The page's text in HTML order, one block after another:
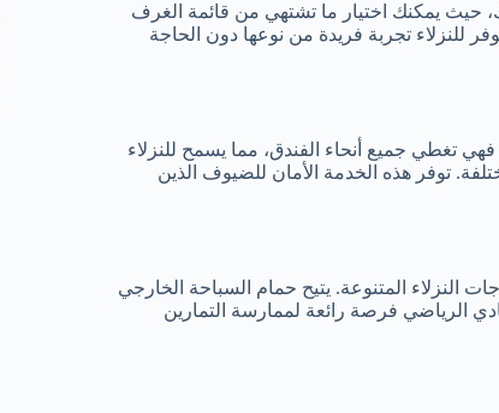
حيث يمكنك اختيار ما تشتهي من قائمة الغرف
للنزلاء تجربة فريدة من نوعها دون الحاجة
تغطي جميع أنحاء الفندق، مما يسمح للنزلاء
توفر هذه الخدمة الأمان للضيوف الذين
النزلاء المتنوعة. يتيح حمام السباحة الخارجي
الرياضي فرصة رائعة لممارسة التمارين